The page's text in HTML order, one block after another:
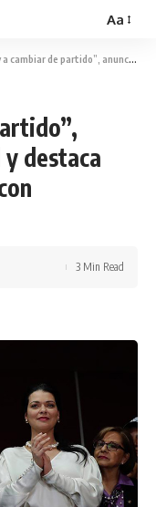
Aa
anuncia Marcelo Ebrard y destaca entendimiento político con Sheinbaum en Morena
destaca
3 Min Read